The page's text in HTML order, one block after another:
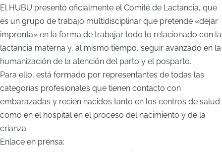
El HUBU presentó oficialmente el Comité de Lactancia, que
es un grupo de trabajo multidisciplinar que pretende «dejar
impronta» en la forma de trabajar todo lo relacionado con la
lactancia materna y, al mismo tiempo, seguir avanzado en la
humanización de la atención del parto y el posparto.
Para ello, está formado por representantes de todas las
categorías profesionales que tienen contacto con
embarazadas y recién nacidos tanto en los centros de salud
como en el hospital en el proceso del nacimiento y de la
crianza.
Enlace en prensa: